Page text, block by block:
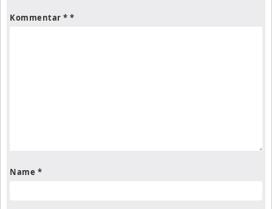
Kommentar *
Name *